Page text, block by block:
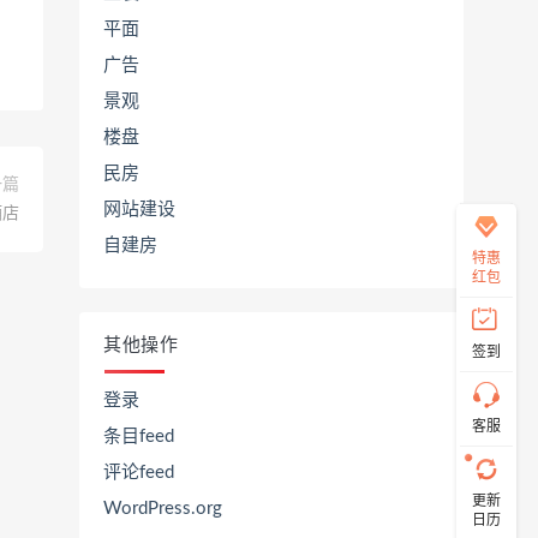
篇
平面
广告
景观
楼盘
民房
网站建设
自建房
其他操作
登录
条目feed
评论feed
WordPress.org
特惠
红包
签到
客服
接
说
出
您
的
求！
切
带
资
源
更新
日历